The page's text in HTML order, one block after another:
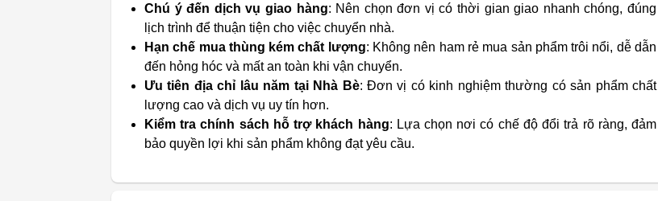
Chú ý đến dịch vụ giao hàng: Nên chọn đơn vị có thời gian giao nhanh chóng, đúng
lịch trình để thuận tiện cho việc chuyển nhà.
Hạn chế mua thùng kém chất lượng: Không nên ham rẻ mua sản phẩm trôi nổi, dễ dẫn
đến hỏng hóc và mất an toàn khi vận chuyển.
Ưu tiên địa chỉ lâu năm tại Nhà Bè: Đơn vị có kinh nghiệm thường có sản phẩm chất
lượng cao và dịch vụ uy tín hơn.
Kiểm tra chính sách hỗ trợ khách hàng: Lựa chọn nơi có chế độ đổi trả rõ ràng, đảm
bảo quyền lợi khi sản phẩm không đạt yêu cầu.